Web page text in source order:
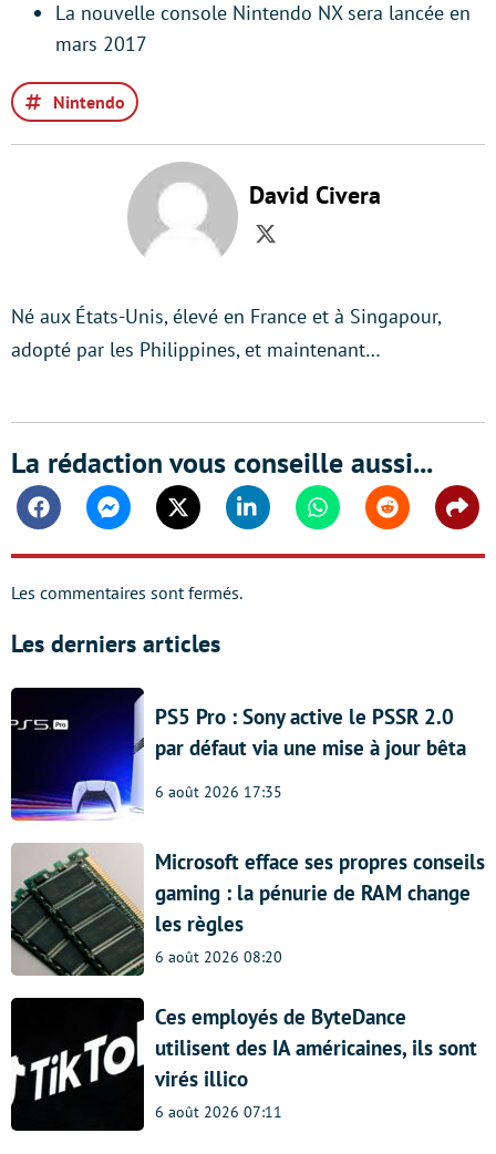
La nouvelle console Nintendo NX sera lancée en
mars 2017
Nintendo
David Civera
Twitter
Né aux États-Unis, élevé en France et à Singapour,
adopté par les Philippines, et maintenant…
La rédaction vous conseille aussi...
FacebookMessengerTwitter Linkedin WhatsappReddit
Les commentaires sont fermés.
Les derniers articles
PS5 Pro : Sony active le PSSR 2.0
par défaut via une mise à jour bêta
6 août 2026 17:35
Microsoft efface ses propres conseils
gaming : la pénurie de RAM change
les règles
6 août 2026 08:20
Ces employés de ByteDance
utilisent des IA américaines, ils sont
virés illico
6 août 2026 07:11